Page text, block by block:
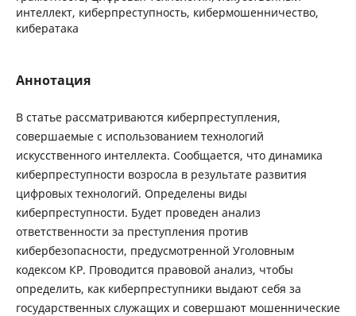
интеллект, киберпреступность, кибермошенничество,
кибератака
Аннотация
В статье рассматриваются киберпреступления,
совершаемые с использованием технологий
искусственного интеллекта. Сообщается, что динамика
киберпреступности возросла в результате развития
цифровых технологий. Определены виды
киберпреступности. Будет проведен анализ
ответственности за преступления против
кибербезопасности, предусмотренной Уголовным
кодексом КР. Проводится правовой анализ, чтобы
определить, как киберпреступники выдают себя за
государственных служащих и совершают мошеннические